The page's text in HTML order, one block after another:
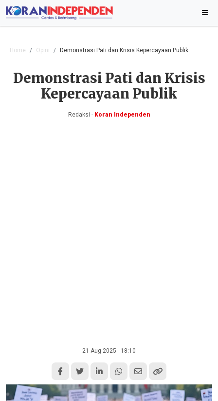
Home Opini Demonstrasi Pati dan Krisis Kepercayaan Publik
Demonstrasi Pati dan Krisis
Kepercayaan Publik
Redaksi -Koran Independen
21 Aug 2025 - 18:10